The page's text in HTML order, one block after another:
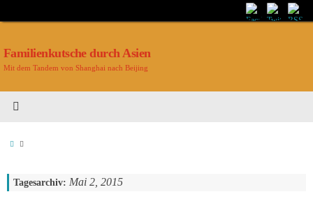
Familienkutsche durch Asien
Mit dem Tandem von Shanghai nach Beijing
Tagesarchiv: Mai 2, 2015